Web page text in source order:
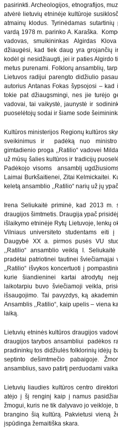
pasirinkti. Archeologijos, etnografijos,
atvėrė lietuvių etninėje kultūroje
atmainų klodus. Tyrinėdamas sutartinių
vardą 1978 m. parinko A. Karaška.
vadovas, smuikininkas Algirdas
džiaugėsi, kad tiek daug yra grojančių
kodėl gi nesidžiaugti, jei ir paties Algirdo
metus purenami. Folklorų ansamblių,
Lietuvos radijui parengto didžiulio
autorius Antanas Fokas šypsojosi –
tokie pat džiaugsmingi, nes jie turėjo
vadovai, tai vaikystė, jaunystė ir
puoselėtojų sodai ir šiame sode
Kultūros ministerijos Regionų kultūros
sveikinimus ir padėką nuo
gimtadienio proga ,,Ratilio“ vadovei
už mūsų šalies kultūros ir tradicijų
Padėkojo visoms ansamblį
Laimai Burkšaitienei, Zitai Kelmickaitei.
keletą ansamblio ,,Ratilio“ narių už jų
Irena Seliukaitė priminė, kad 2013 m.
draugijos šimtmetis. Draugija ypač
išlaikymo etninėje Rytų Lietuvoje, lenkų
Vilniaus universiteto studentams eiti
Daugybė XX a. pirmos pusės VU
,,Ratilio“ ansamblio veiklą I.
pradėtai patriotinei tautinei
,,Ratilio“ išvykos koncertuoti į
kurie šiandieninei kartai atrodytų
laikotarpiu buvo šviečiamoji veikla,
išsaugojimo. Tai pavyzdys, ką
Ansamblis ,,Ratilio“, kaip upelis – viena
laiką.
Lietuvių etninės kultūros draugijos
draugijos tarybos ansambliui padėkos
pradininkų tos didžiulės folklorinių idėjų
septinto dešimtmečio pabaigoje.
ansamblius, savo patirtį perduodami
Lietuvių liaudies kultūros centro
atėjo į šį renginį kaip į namus
žmogui, kuris ne tik dalyvavo jo veikloje,
brangino šią kultūrą. Pakvietusi vieną
įspūdinga žemaitiška skara.